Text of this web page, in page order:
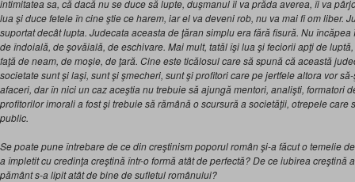
intimitatea sa, că dacă nu se duce să lupte, duşmanul îi va prăda averea, îi va
lua şi duce fetele în cine ştie ce harem, iar el va deveni rob, nu va mai fi om liber.
suportat decât lupta. Judecata aceasta de ţăran simplu era fără fisură. Nu
de îndoială, de şovăială, de eschivare. Mai mult, tatăl îşi lua şi feciorii apţi de
faţă de neam, de moşie, de ţară. Cine este ticălosul care să spună că această
societate sunt şi laşi, sunt şi şmecheri, sunt şi profitori care pe jertfele altora vor
afaceri, dar în nici un caz aceştia nu trebuie să ajungă mentori, analişti, formatori
profitorilor imorali a fost şi trebuie să rămână o scursură a societăţii, otrepele care
public.
Se poate pune întrebare de ce din creştinism poporul român şi-a făcut o temelie
a împletit cu credinţa creştină într-o formă atât de perfectă? De ce iubirea creştină
pământ s-a lipit atât de bine de sufletul românului?